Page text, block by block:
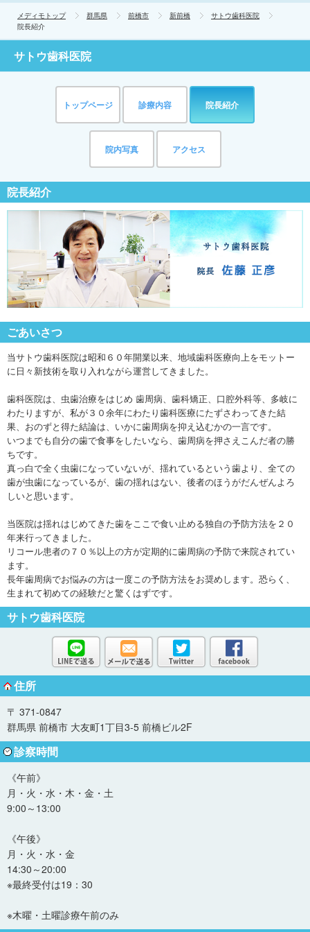
メディモトップ 群馬県 前橋市 新前橋
サトウ歯科医院
院長紹介
サトウ歯科医院
トップページ 診療内容 院長紹介
院内写真 アクセス
院長紹介
ごあいさつ
当サトウ歯科医院は昭和６０年開業以来、地域歯科医療向上をモットー
に日々新技術を取り入れながら運営してきました。
歯科医院は、虫歯治療をはじめ 歯周病、歯科矯正、口腔外科等、多岐に
わたりますが、私が３０余年にわたり歯科医療にたずさわってきた結
果、おのずと得た結論は、いかに歯周病を抑え込むかの一言です。
いつまでも自分の歯で食事をしたいなら、歯周病を押さえこんだ者の勝
ちです。
真っ白で全く虫歯になっていないが、揺れているという歯より、全ての
歯が虫歯になっているが、歯の揺れはない、後者のほうがだんぜんよろ
しいと思います。
当医院は揺れはじめてきた歯をここで食い止める独自の予防方法を２０
年来行ってきました。
リコール患者の７０％以上の方が定期的に歯周病の予防で来院されてい
ます。
長年歯周病でお悩みの方は一度この予防方法をお奨めします。恐らく、
生まれて初めての経験だと驚くはずです。
サトウ歯科医院
住所
〒 371-0847
群馬県 前橋市 大友町1丁目3-5 前橋ビル2F
診察時間
《午前》
月・火・水・木・金・土
9:00～13:00
《午後》
月・火・水・金
14:30～20:00
※最終受付は19：30
※木曜・土曜診療午前のみ